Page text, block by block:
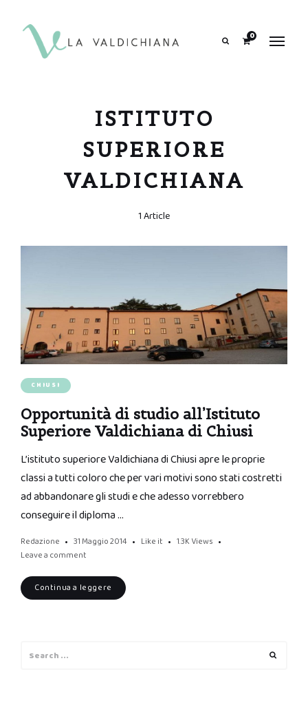
0
ISTITUTO
SUPERIORE
VALDICHIANA
1 Article
CHIUSI
Opportunità di studio all’Istituto
Superiore Valdichiana di Chiusi
L’istituto superiore Valdichiana di Chiusi apre le proprie
classi a tutti coloro che per vari motivi sono stati costretti
ad abbandonare gli studi e che adesso vorrebbero
conseguire il diploma …
Redazione 31 Maggio 2014 Like it 1.3K Views
Leave a comment
Continua a leggere
for: